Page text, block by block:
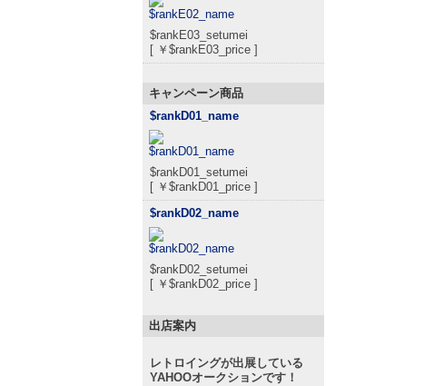
$rankE03_setumei
[ ￥$rankE03_price ]
キャンペーン商品
$rankD01_name
$rankD01_setumei
[ ￥$rankD01_price ]
$rankD02_name
$rankD02_setumei
[ ￥$rankD02_price ]
出店案内
レトロイングが出展している
YAHOOオークションです！